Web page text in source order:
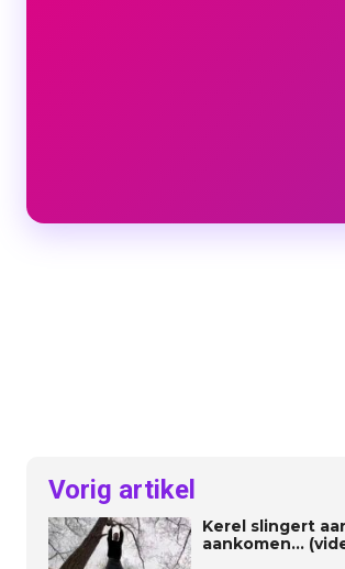
Vorig artikel
Kerel slingert
aankomen…